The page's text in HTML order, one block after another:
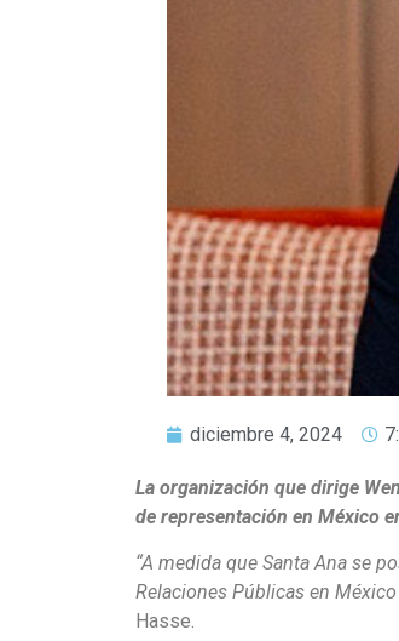
diciembre 4, 2024
La organización que dirige
de representación en México
“A medida que Santa Ana se
Relaciones Públicas en
Hasse.